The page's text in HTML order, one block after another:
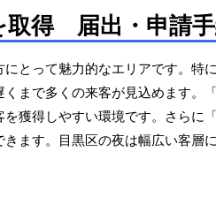
取得 届出・申請
とって魅力的なエリアです。特
まで多くの来客が見込めます。
獲得しやすい環境です。さらに
ます。目黒区の夜は幅広い客層